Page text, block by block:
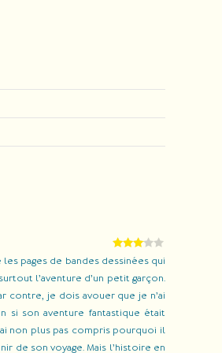
Rated
out
pages de bandes dessinées qui
l’aventure d’un petit garçon.
contre, je dois avouer que je n’ai
si son aventure fantastique était
non plus pas compris pourquoi il
de son voyage. Mais l’histoire en